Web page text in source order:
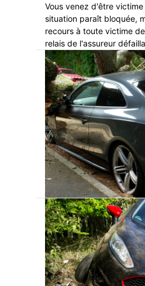
Vous venez d'être
situation paraît bloquée,
recours à toute victime
relais de l'assureur